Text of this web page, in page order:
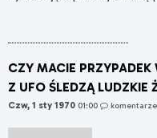
CZY MACIE
Z UFO ŚLEDZĄ LUDZKIE
Czw, 1 sty 1970 01:00